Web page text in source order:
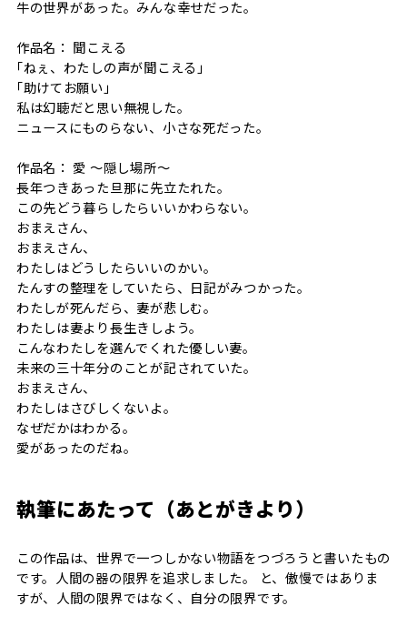
牛の世界があった。みんな幸せだった。
作品名： 聞こえる
｢ねぇ、わたしの声が聞こえる｣
｢助けてお願い｣
私は幻聴だと思い無視した。
ニュースにものらない、小さな死だった。
作品名： 愛 ～隠し場所～
長年つきあった旦那に先立たれた。
この先どう暮らしたらいいかわらない。
おまえさん、
おまえさん、
わたしはどうしたらいいのかい。
たんすの整理をしていたら、日記がみつかった。
わたしが死んだら、妻が悲しむ。
わたしは妻より長生きしよう。
こんなわたしを選んでくれた優しい妻。
未来の三十年分のことが記されていた。
おまえさん、
わたしはさびしくないよ。
なぜだかはわかる。
愛があったのだね。
執筆にあたって（あとがきより）
この作品は、世界で一つしかない物語をつづろうと書いたもの
です。人間の器の限界を追求しました。 と、傲慢ではありま
すが、人間の限界ではなく、自分の限界です。